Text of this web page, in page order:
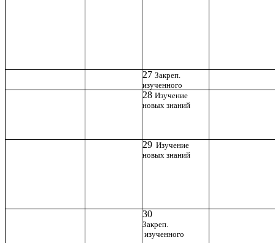
27 Закреп.
изученного
28 Изучение
новых знаний
29 Изучение
новых знаний
30
Закреп.
изученного